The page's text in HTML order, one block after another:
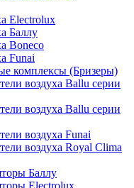
Electrolux
Баллу
Boneco
Funai
комплексы (Бризеры)
воздуха Ballu серии
воздуха Ballu серии
воздуха Funai
воздуха Royal Clima
Баллу
Electrolux